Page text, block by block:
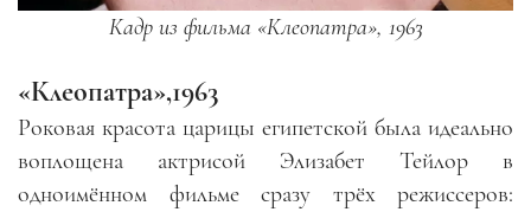
Кадр из фильма «Клеопатра», 1963
«Клеопатра»,1963
Роковая красота царицы египетской была идеально
воплощена актрисой Элизабет Тейлор в
одноимённом фильме сразу трёх режиссеров: